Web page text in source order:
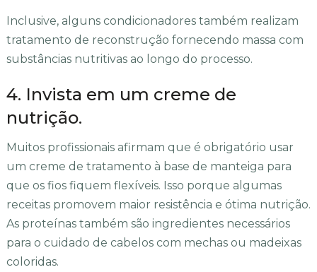
Inclusive, alguns condicionadores também realizam
tratamento de reconstrução fornecendo massa com
substâncias nutritivas ao longo do processo.
4. Invista em um creme de
nutrição.
Muitos profissionais afirmam que é obrigatório usar
um creme de tratamento à base de manteiga para
que os fios fiquem flexíveis. Isso porque algumas
receitas promovem maior resistência e ótima nutrição.
As proteínas também são ingredientes necessários
para o cuidado de cabelos com mechas ou madeixas
coloridas.